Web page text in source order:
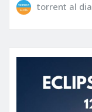
torrent al dia